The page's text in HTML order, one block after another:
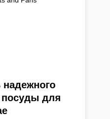
надежного
посуды для